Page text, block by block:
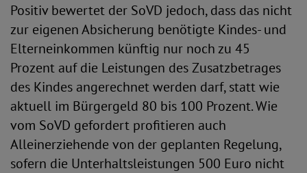
Positiv bewertet der SoVD jedoch, dass das nicht
zur eigenen Absicherung benötigte Kindes- und
Elterneinkommen künftig nur noch zu 45
Prozent auf die Leistungen des Zusatzbetrages
des Kindes angerechnet werden darf, statt wie
aktuell im Bürgergeld 80 bis 100 Prozent. Wie
vom SoVD gefordert profitieren auch
Alleinerziehende von der geplanten Regelung,
sofern die Unterhaltsleistungen 500 Euro nicht